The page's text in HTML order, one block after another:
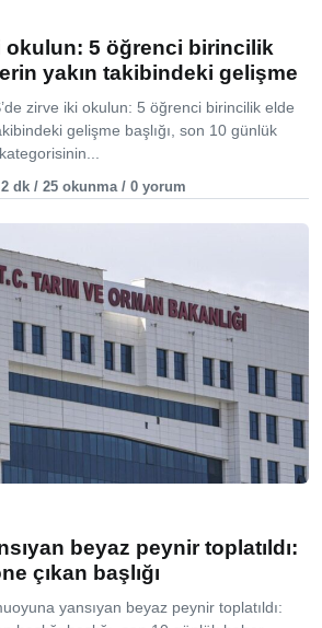
okulun: 5 öğrenci birincilik
yakın takibindeki gelişme
zirve iki okulun: 5 öğrenci birincilik elde
gelişme başlığı, son 10 günlük
dk / 25 okunma / 0 yorum
beyaz peynir toplatıldı:
çıkan başlığı
yansıyan beyaz peynir toplatıldı: